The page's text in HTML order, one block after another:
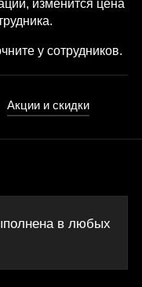
изменится цена
у сотрудников.
Акции и скидки
в любых